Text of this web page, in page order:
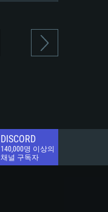
DISCORD
140,000명 이상의
채널 구독자